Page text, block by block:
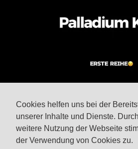
Cookies helfen uns bei der
unserer Inhalte und Dienste.
weitere Nutzung der Webseite
der Verwendung von Cookies zu.